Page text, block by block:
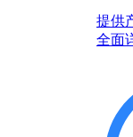
提供
全面